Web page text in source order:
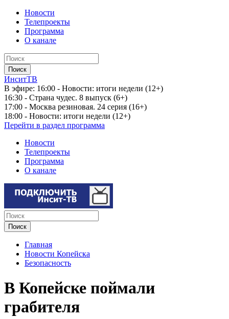
Новости
Телепроекты
Программа
О канале
ИнситТВ
В эфире: 16:00 - Новости: итоги недели (12+)
16:30 - Страна чудес. 8 выпуск (6+)
17:00 - Москва резиновая. 24 серия (16+)
18:00 - Новости: итоги недели (12+)
Перейти в раздел программа
Новости
Телепроекты
Программа
О канале
Главная
Новости Копейска
Безопасность
В Копейске поймали
грабителя